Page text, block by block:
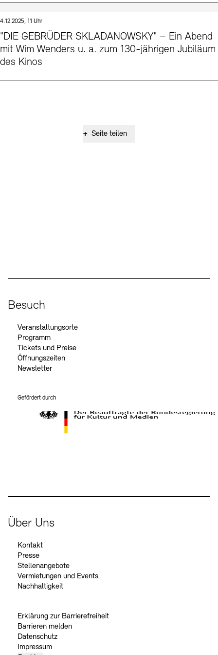
4.12.2025, 11 Uhr
"DIE GEBRÜDER SKLADANOWSKY" – Ein Abend
mit Wim Wenders u. a. zum 130-jährigen Jubiläum
des Kinos
+ Seite teilen
Besuch
Veranstaltungsorte
Programm
Tickets und Preise
Öffnungszeiten
Newsletter
Gefördert durch
Über Uns
Kontakt
Presse
Stellenangebote
Vermietungen und Events
Nachhaltigkeit
Erklärung zur Barrierefreiheit
Barrieren melden
Datenschutz
Impressum